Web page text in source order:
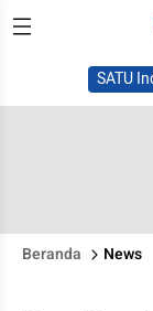
SATU
Beranda News